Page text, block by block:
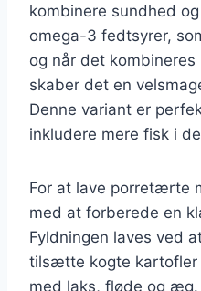
kombinere sundhed
omega-3 fedtsyrer,
og når det
skaber det en
Denne variant er
inkludere mere fisk i
For at lave porretærte
med at forberede en
Fyldningen laves ved
tilsætte kogte
med laks, fløde og